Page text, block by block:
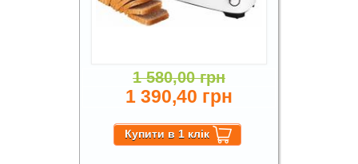
1 580,00 грн
1 390,40 грн